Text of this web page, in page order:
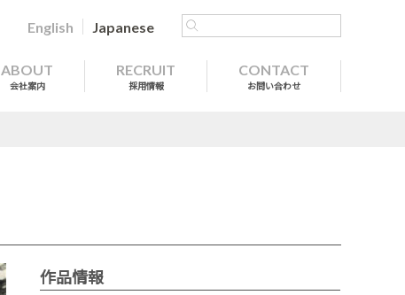
English Japanese
ABOUT
会社案内
RECRUIT
採用情報
CONTACT
お問い合わせ
作品情報